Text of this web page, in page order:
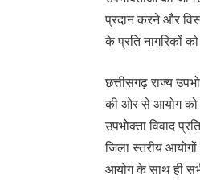
प्रदान करने और
के प्रति नागरिकों
छत्तीसगढ़ राज्य
की ओर से आयोग को
उपभोक्ता विवाद
जिला स्तरीय
आयोग के साथ ही